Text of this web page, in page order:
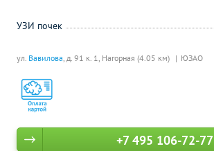
ул. Вавилова, д. 91 к. 1, Нагорная (4.05 км) ЮЗАО
УЗИ почек
+7 495 106-72-77